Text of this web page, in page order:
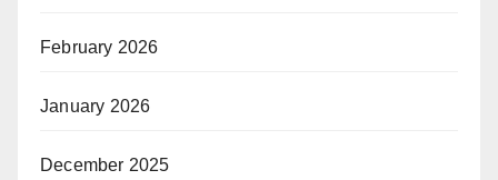
February 2026
January 2026
December 2025